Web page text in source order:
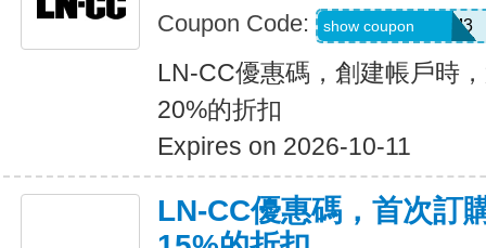
Coupon Code: REFU4YP-NMM3
show coupon
LN-CC優惠碼，創建帳戶時
20%的折扣
Expires on 2026-10-11
LN-CC優惠碼，首次訂